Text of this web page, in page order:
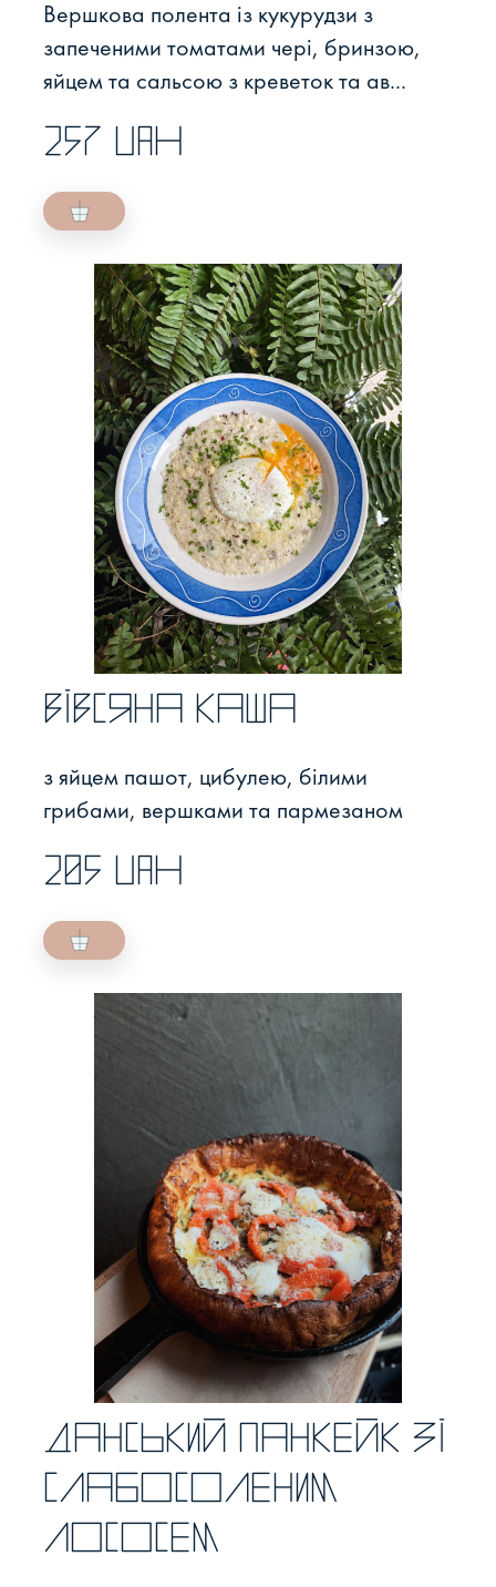
Вершкова полента із кукурудзи з
запеченими томатами чері, бринзою,
яйцем та сальсою з креветок та ав...
257 UAH
Вівсяна каша
з яйцем пашот, цибулею, білими
грибами, вершками та пармезаном
205 UAH
Данський панкейк зі
слабосоленим
лососем